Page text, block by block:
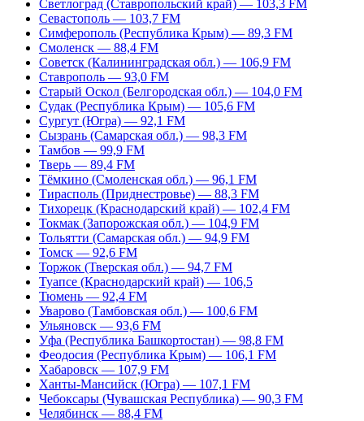
Светлоград (Ставропольский край) — 103,3 FM
Севастополь — 103,7 FM
Симферополь (Республика Крым) — 89,3 FM
Смоленск — 88,4 FM
Советск (Калининградская обл.) — 106,9 FM
Ставрополь — 93,0 FM
Старый Оскол (Белгородская обл.) — 104,0 FM
Судак (Республика Крым) — 105,6 FM
Сургут (Югра) — 92,1 FM
Сызрань (Самарская обл.) — 98,3 FM
Тамбов — 99,9 FM
Тверь — 89,4 FM
Тёмкино (Смоленская обл.) — 96,1 FM
Тирасполь (Приднестровье) — 88,3 FM
Тихорецк (Краснодарский край) — 102,4 FM
Токмак (Запорожская обл.) — 104,9 FM
Тольятти (Самарская обл.) — 94,9 FM
Томск — 92,6 FM
Торжок (Тверская обл.) — 94,7 FM
Туапсе (Краснодарский край) — 106,5
Тюмень — 92,4 FM
Уварово (Тамбовская обл.) — 100,6 FM
Ульяновск — 93,6 FM
Уфа (Республика Башкортостан) — 98,8 FM
Феодосия (Республика Крым) — 106,1 FM
Хабаровск — 107,9 FM
Ханты-Мансийск (Югра) — 107,1 FM
Чебоксары (Чувашская Республика) — 90,3 FM
Челябинск — 88,4 FM